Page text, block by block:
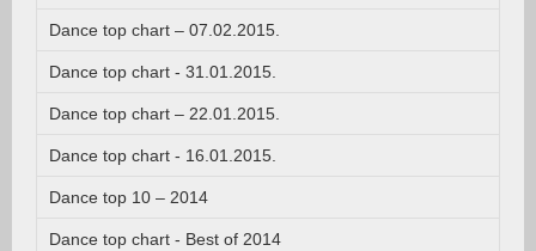
Dance top chart – 07.02.2015.
Dance top chart - 31.01.2015.
Dance top chart – 22.01.2015.
Dance top chart - 16.01.2015.
Dance top 10 – 2014
Dance top chart - Best of 2014